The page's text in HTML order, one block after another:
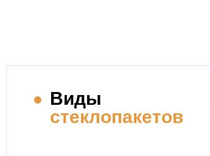
Виды
стеклопакетов